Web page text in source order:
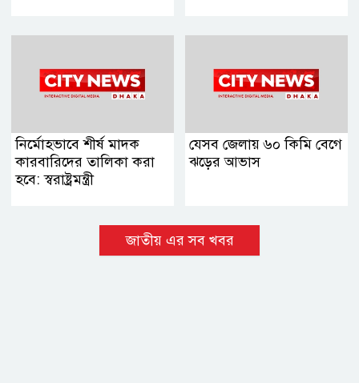
নির্মোহভাবে শীর্ষ মাদক
কারবারিদের তালিকা করা
হবে: স্বরাষ্ট্রমন্ত্রী
যেসব জেলায় ৬০ কিমি বেগে
ঝড়ের আভাস
জাতীয় এর সব খবর